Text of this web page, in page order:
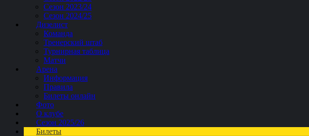
Сезон 2023/24
Сезон 2024/25
Дизелист
Команда
Тренерский штаб
Турнирная таблица
Матчи
Арена
Информация
Правила
Билеты онлайн
Фото
О клубе
Сезон 2025/26
Билеты